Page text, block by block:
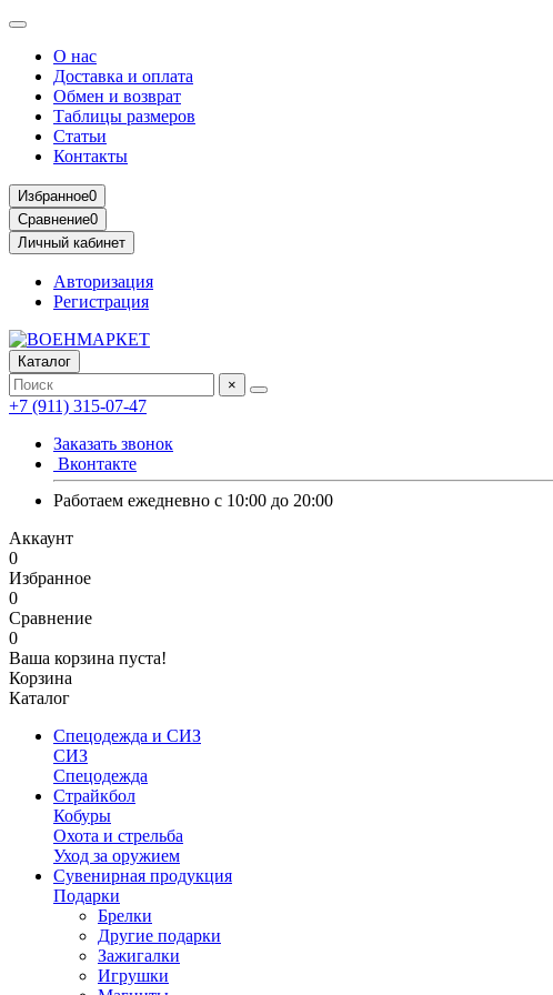
О нас
Доставка и оплата
Обмен и возврат
Таблицы размеров
Статьи
Контакты
Избранное0
Сравнение0
Личный кабинет
Авторизация
Регистрация
Каталог
×
+7 (911) 315-07-47
Заказать звонок
Вконтакте
Работаем ежедневно с 10:00 до 20:00
Аккаунт
0
Избранное
0
Сравнение
0
Ваша корзина пуста!
Корзина
Каталог
Спецодежда и СИЗ
СИЗ
Спецодежда
Страйкбол
Кобуры
Охота и стрельба
Уход за оружием
Сувенирная продукция
Подарки
Брелки
Другие подарки
Зажигалки
Игрушки